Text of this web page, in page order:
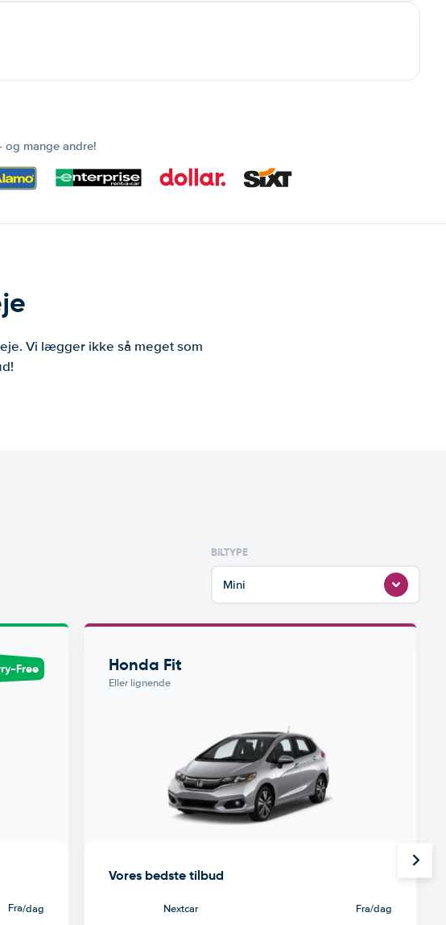
mange andre!
Vi lægger ikke så meget som
BILTYPE
Mini
Free
Fra/dag
Honda Fit
Eller lignende
Vores bedste tilbud
Nextcar Fra/dag